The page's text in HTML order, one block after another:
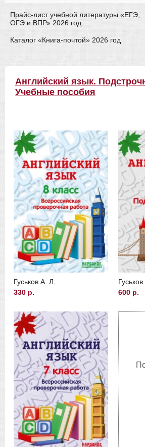
Прайс-лист учебной литературы «ЕГЭ,
ОГЭ и ВПР» 2026 год
Каталог «Книга-почтой» 2026 год
Английский язык.
Учебные пособия
Гуськов А. Л.
330 р.
Гуськов
600 р.